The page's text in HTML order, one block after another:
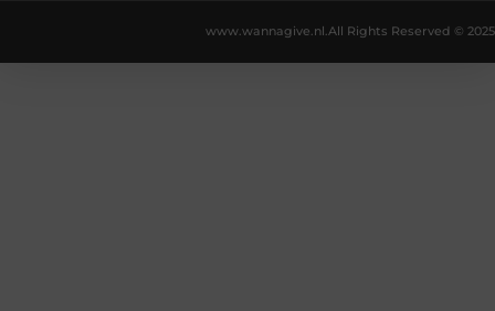
All Rights Reserved © 2025
www.wannagive.nl.